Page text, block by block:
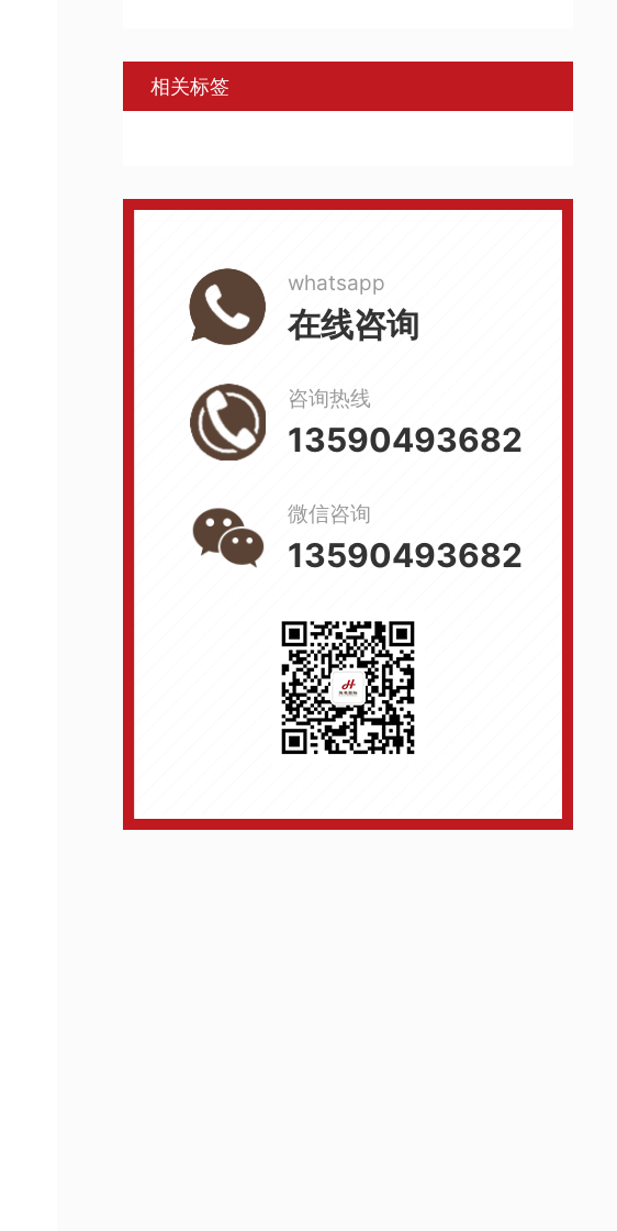
相关标签
whatsapp
在线咨询
咨询热线
13590493682
微信咨询
13590493682